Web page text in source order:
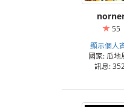
55
顯示個人
國家: 瓜地
訊息: